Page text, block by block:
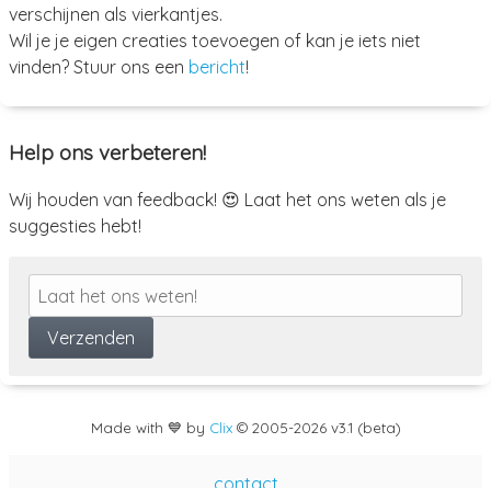
verschijnen als vierkantjes.
Wil je je eigen creaties toevoegen of kan je iets niet
vinden? Stuur ons een bericht!
Help ons verbeteren!
Wij houden van feedback! 😍 Laat het ons weten als je
suggesties hebt!
Made with 💙 by Clix© 2005-2026 v3.1 (beta)
contact